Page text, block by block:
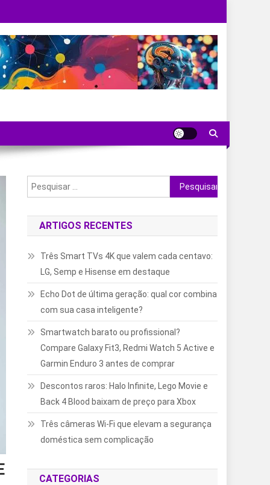
Pesquisar
por:
ARTIGOS RECENTES
Três Smart TVs 4K que valem cada centavo:
LG, Semp e Hisense em destaque
Echo Dot de última geração: qual cor combina
com sua casa inteligente?
Smartwatch barato ou profissional?
Compare Galaxy Fit3, Redmi Watch 5 Active e
Garmin Enduro 3 antes de comprar
Descontos raros: Halo Infinite, Lego Movie e
Back 4 Blood baixam de preço para Xbox
Três câmeras Wi-Fi que elevam a segurança
doméstica sem complicação
CATEGORIAS